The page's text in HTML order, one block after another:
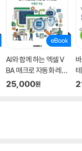
AI와 함께 하는 엑셀 V
BA 매크로 자동화 레시
피
25,000원